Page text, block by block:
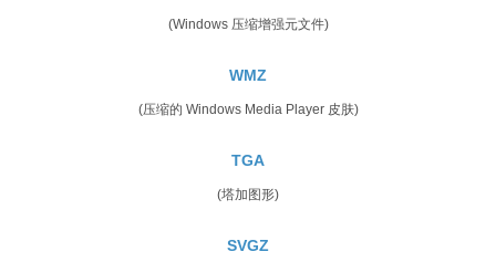
(Windows 压缩增强元文件)
WMZ
(压缩的 Windows Media Player 皮肤)
TGA
(塔加图形)
SVGZ